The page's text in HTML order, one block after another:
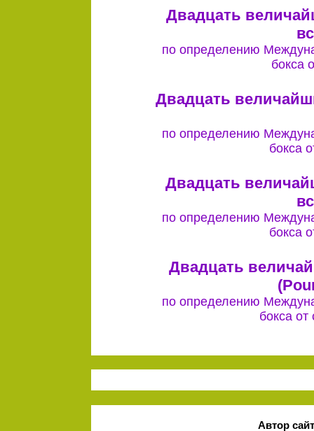
Двадцать
по определению
бокса
Двадцать
по определению
бокса
Двадцать
по определению
бокса
Двадцать
по определению
бокса от
Автор